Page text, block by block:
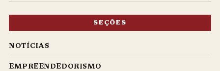
SEÇÕES
NOTÍCIAS
EMPREENDEDORISMO